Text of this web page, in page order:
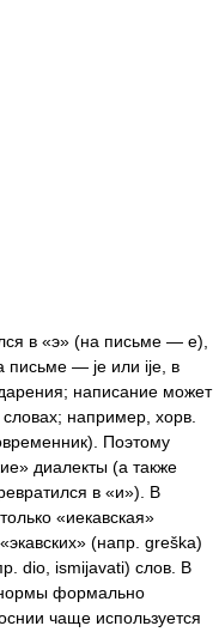
в «э» (на письме — e),
письме — je или ije, в
написание может
например, хорв.
Поэтому
диалекты (а также
в «и»). В
«иекавская»
(напр. greška)
dio, ismijavati) слов. В
нормы формально
чаще используется